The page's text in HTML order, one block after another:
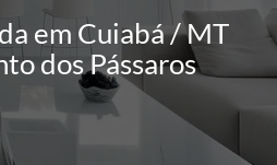
em Cuiabá / MT
dos Pássaros